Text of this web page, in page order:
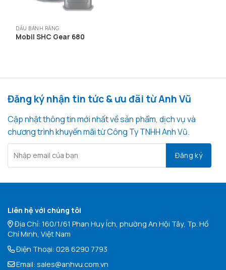
DẦU BÁNH RĂNG
Mobil SHC Gear 680
Đăng ký nhận tin tức & ưu đãi từ Anh Vũ
Cập nhật thông tin mới nhất về sản phẩm, dịch vụ và
chương trình khuyến mãi từ Công Ty TNHH Anh Vũ.
Liên hệ với chúng tôi
Địa Chỉ: 160/1/61 Phan Huy Ích, phường An Hội Tây, Tp. Hồ
Chí Minh, Việt Nam
Điện Thoại: 028 6290 7793
Email: sales@anhvu.com.vn